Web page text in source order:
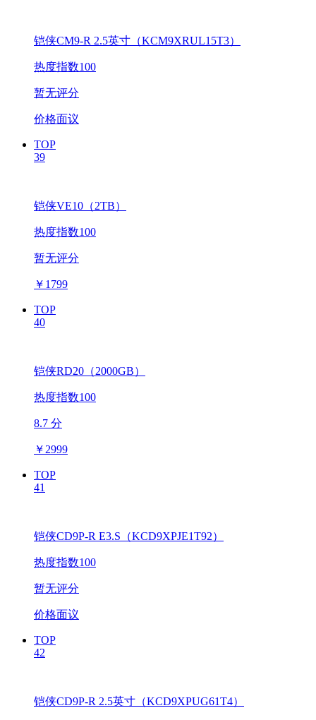
铠侠CM9-R 2.5英寸（KCM9XRUL15T3）
热度指数100
暂无评分
价格面议
TOP
39
铠侠VE10（2TB）
热度指数100
暂无评分
￥ 1799
TOP
40
铠侠RD20（2000GB）
热度指数100
8.7 分
￥ 2999
TOP
41
铠侠CD9P-R E3.S（KCD9XPJE1T92）
热度指数100
暂无评分
价格面议
TOP
42
铠侠CD9P-R 2.5英寸（KCD9XPUG61T4）